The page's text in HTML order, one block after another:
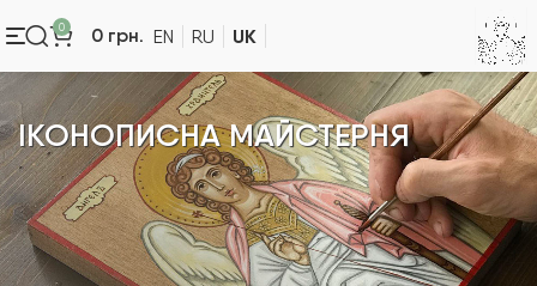
0 0 грн. EN RU UK
ІКОНОПИСНА МАЙСТЕРНЯ